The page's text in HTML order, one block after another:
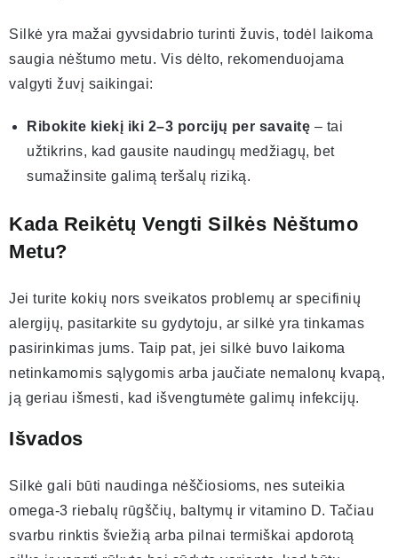
Silkė yra mažai gyvsidabrio turinti žuvis, todėl laikoma
saugia nėštumo metu. Vis dėlto, rekomenduojama
valgyti žuvį saikingai:
Ribokite kiekį iki 2–3 porcijų per savaitę – tai
užtikrins, kad gausite naudingų medžiagų, bet
sumažinsite galimą teršalų riziką.
Kada Reikėtų Vengti Silkės Nėštumo
Metu?
Jei turite kokių nors sveikatos problemų ar specifinių
alergijų, pasitarkite su gydytoju, ar silkė yra tinkamas
pasirinkimas jums. Taip pat, jei silkė buvo laikoma
netinkamomis sąlygomis arba jaučiate nemalonų kvapą,
ją geriau išmesti, kad išvengtumėte galimų infekcijų.
Išvados
Silkė gali būti naudinga nėščiosioms, nes suteikia
omega-3 riebalų rūgščių, baltymų ir vitamino D. Tačiau
svarbu rinktis šviežią arba pilnai termiškai apdorotą